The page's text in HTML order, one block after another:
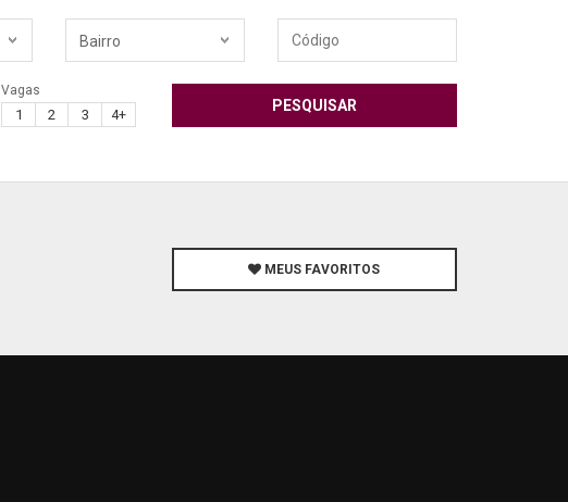
Bairro
Código
Vagas
1 2 3 4+
PESQUISAR
MEUS FAVORITOS